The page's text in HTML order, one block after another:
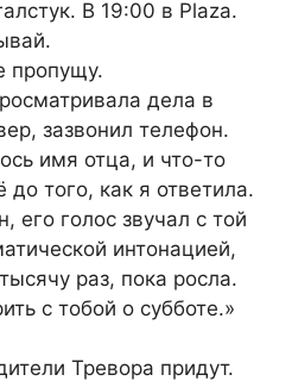
В 19:00 в Plaza.
пропущу.
дела в
зазвонил телефон.
имя отца, и что-то
того, как я ответила.
его голос звучал с той
интонацией,
раз, пока росла.
с тобой о субботе.»
Тревора придут.